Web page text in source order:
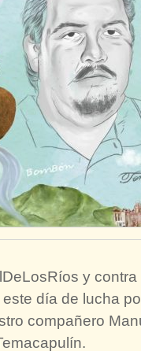
y
día de lucha
compañero